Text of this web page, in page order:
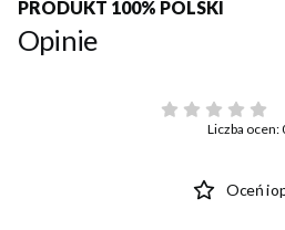
PRODUKT 100% POLSKI
Opinie
Liczba ocen:
Oceń i